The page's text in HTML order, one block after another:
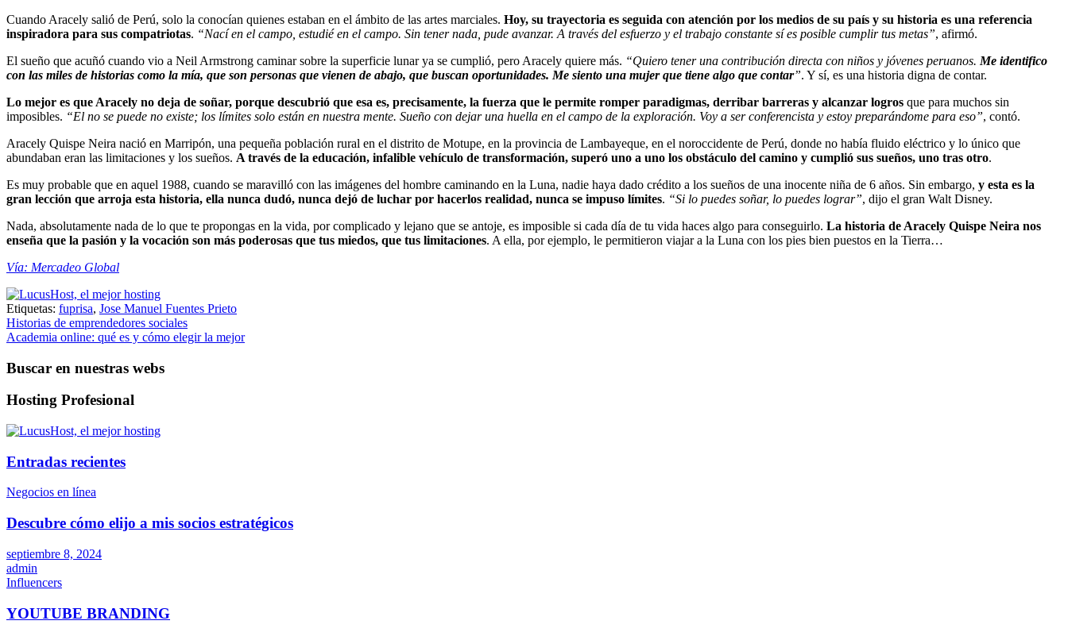
Cuando Aracely salió de Perú, solo la conocían quienes estaban en el ámbito de las artes marciales. Hoy, su trayectoria es seguida con atención por los medios de su país y su historia es una referencia
inspiradora para sus compatriotas. “Nací en el campo, estudié en el campo. Sin tener nada, pude avanzar. A través del esfuerzo y el trabajo constante sí es posible cumplir tus metas”, afirmó.
El sueño que acuñó cuando vio a Neil Armstrong caminar sobre la superficie lunar ya se cumplió, pero Aracely quiere más. “Quiero tener una contribución directa con niños y jóvenes peruanos. Me identifico
con las miles de historias como la mía, que son personas que vienen de abajo, que buscan oportunidades. Me siento una mujer que tiene algo que contar”. Y sí, es una historia digna de contar.
Lo mejor es que Aracely no deja de soñar, porque descubrió que esa es, precisamente, la fuerza que le permite romper paradigmas, derribar barreras y alcanzar logros que para muchos sin
imposibles. “El no se puede no existe; los límites solo están en nuestra mente. Sueño con dejar una huella en el campo de la exploración. Voy a ser conferencista y estoy preparándome para eso”, contó.
Aracely Quispe Neira nació en Marripón, una pequeña población rural en el distrito de Motupe, en la provincia de Lambayeque, en el noroccidente de Perú, donde no había fluido eléctrico y lo único que
abundaban eran las limitaciones y los sueños. A través de la educación, infalible vehículo de transformación, superó uno a uno los obstáculo del camino y cumplió sus sueños, uno tras otro.
Es muy probable que en aquel 1988, cuando se maravilló con las imágenes del hombre caminando en la Luna, nadie haya dado crédito a los sueños de una inocente niña de 6 años. Sin embargo, y esta es la
gran lección que arroja esta historia, ella nunca dudó, nunca dejó de luchar por hacerlos realidad, nunca se impuso límites. “Si lo puedes soñar, lo puedes lograr”, dijo el gran Walt Disney.
Nada, absolutamente nada de lo que te propongas en la vida, por complicado y lejano que se antoje, es imposible si cada día de tu vida haces algo para conseguirlo. La historia de Aracely Quispe Neira nos
enseña que la pasión y la vocación son más poderosas que tus miedos, que tus limitaciones. A ella, por ejemplo, le permitieron viajar a la Luna con los pies bien puestos en la Tierra…
Vía: Mercadeo Global
Etiquetas: fuprisa, Jose Manuel Fuentes Prieto
Navegación
de
entradas
Historias de emprendedores sociales
Academia online: qué es y cómo elegir la mejor
Buscar en nuestras webs
Hosting Profesional
Entradas recientes
Negocios en línea
Descubre cómo elijo a mis socios estratégicos
septiembre 8, 2024
admin
Influencers
YOUTUBE BRANDING